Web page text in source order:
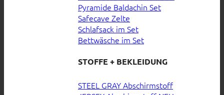
Pyramide Baldachin Set
Safecave Zelte
Schlafsack im Set
Bettwäsche im Set
STOFFE + BEKLEIDUNG
STEEL GRAY Abschirmstoff